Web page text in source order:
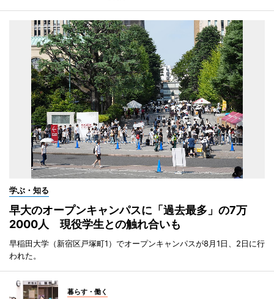
学ぶ・知る
早大のオープンキャンパスに「過去最多」の7万
2000人 現役学生との触れ合いも
早稲田大学（新宿区戸塚町1）でオープンキャンパスが8月1日、2日に行
われた。
暮らす・働く